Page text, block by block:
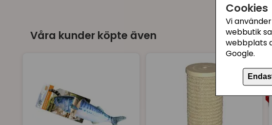
Cookies
Vi
webbutik
webbplats
Google.
Våra kunder köpte även